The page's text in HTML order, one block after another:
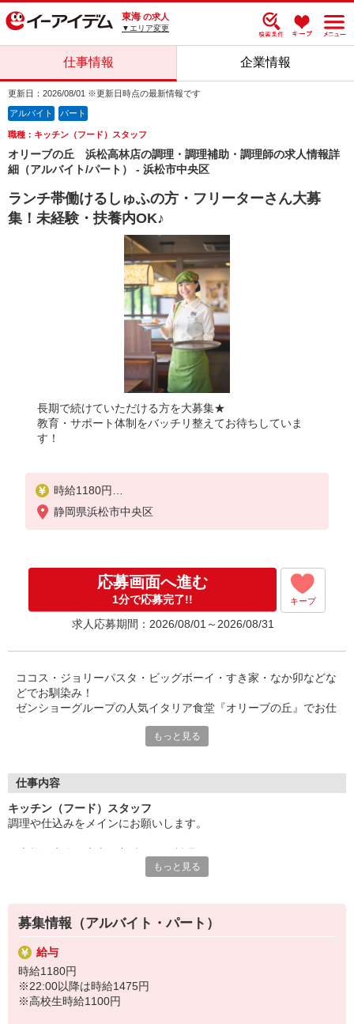
東海 の求人
▼エリア変更
仕事情報 企業情報
更新日：2026/08/01 ※更新日時点の最新情報です
アルバイト パート
職種：キッチン（フード）スタッフ
オリーブの丘 浜松高林店の調理・調理補助・調理師の求人情報詳
細（アルバイト/パート） - 浜松市中央区
ランチ帯働けるしゅふの方・フリーターさん大募
集！未経験・扶養内OK♪
長期で続けていただける方を大募集★
教育・サポート体制をバッチリ整えてお待ちしていま
す！
時給1180円
※22:00以降は時給1475円
※高校生時給1100円
土日・祝は時給＋100円
早朝手当（6:00〜8:00）時給＋100円
静岡県浜松市中央区
応募画面へ進む
1分で応募完了!! キープ
求人応募期間：2026/08/01～2026/08/31
ココス・ジョリーパスタ・ビッグボーイ・すき家・なか卯などな
どでお馴染み！
ゼンショーグループの人気イタリア食堂『オリーブの丘』でお仕
◎プライベートでも役立つスキルを身につけたい
万全の研修体制でしっかりとお教えするので
未経験の方も安心してチャレンジしてくださいね！
固定シフトで予定も立てやすい♪
曜日・時間はご相談ください。
「家事の空いた時間に扶養内で」
「土日祝メインで安定収入」
などなど、希望があれば遠慮なくご相談を♪
もっと見る
仕事内容
キッチン（フード）スタッフ
調理や仕込みをメインにお願いします。
もっと見る
募集情報（アルバイト・パート）
給与
時給1180円
※22:00以降は時給1475円
※高校生時給1100円